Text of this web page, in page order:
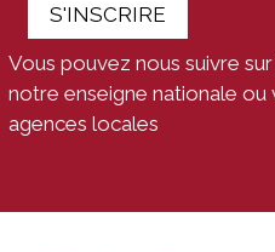
S'INSCRIRE
Vous pouvez nous suivre
notre enseigne nationale
agences locales